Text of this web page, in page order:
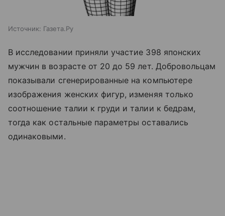
Источник: Газета.Ру
В исследовании приняли участие 398 японских
мужчин в возрасте от 20 до 59 лет. Добровольцам
показывали сгенерированные на компьютере
изображения женских фигур, изменяя только
соотношение талии к груди и талии к бедрам,
тогда как остальные параметры оставались
одинаковыми.